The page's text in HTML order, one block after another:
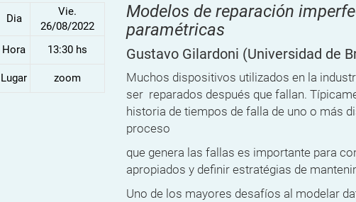
Dia
Vie.
26/08/2022
Hora
13:30 hs
Lugar zoom
Modelos de reparación
paramétricas
Gustavo Gilardoni (Universidad de
Muchos dispositivos utilizados en la
ser reparados después que fallan.
historia de tiempos de falla de uno o más
proceso
que genera las fallas es importante para
apropiados y definir estratégias de
Uno de los mayores desafíos al modelar